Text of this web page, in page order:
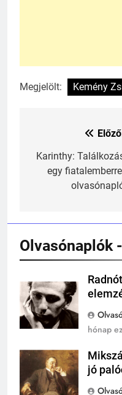
Megjelölt: Kemény
Bejegyzés
navigáció
Karinthy:
egy fiatalemberrel
Olvasónaplók
hónap
Mikszáth
Kálmán
jó
242
KIK
A